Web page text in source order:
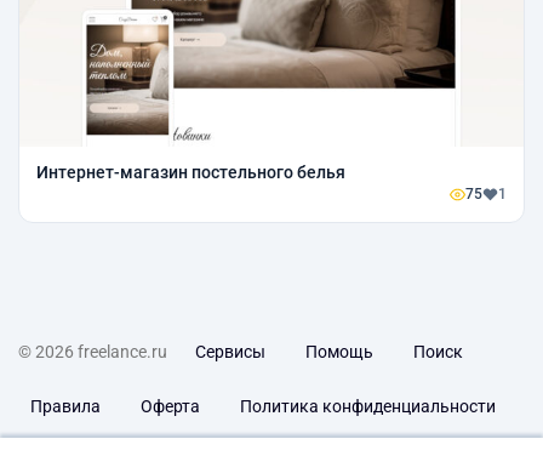
Интернет-магазин постельного белья
75 1
© 2026 freelance.ru Сервисы Помощь Поиск
Правила Оферта Политика конфиденциальности